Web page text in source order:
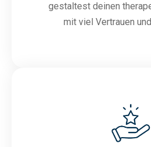
gestaltest deinen
mit viel Vertrauen